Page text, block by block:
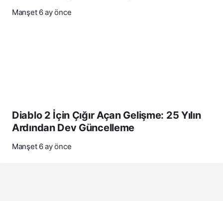
Manşet 6 ay önce
Diablo 2 İçin Çığır Açan Gelişme: 25 Yılın
Ardından Dev Güncelleme
Manşet 6 ay önce